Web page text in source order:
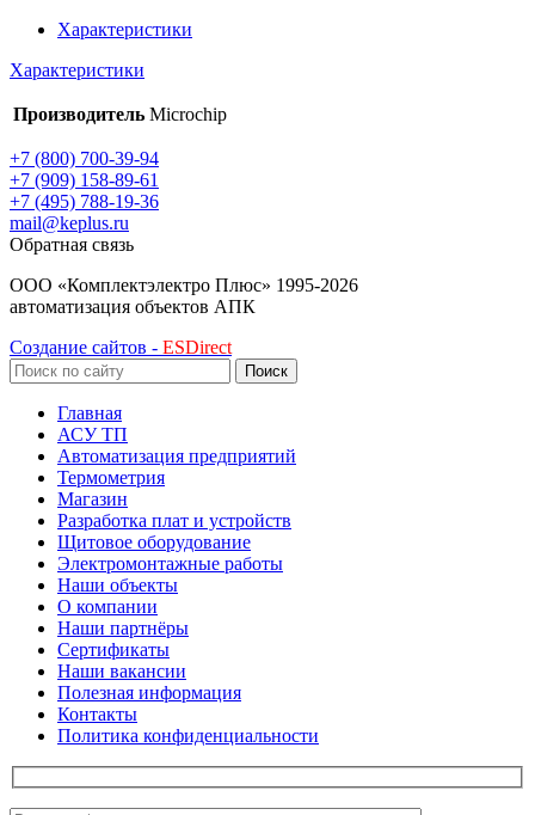
Характеристики
Характеристики
Производитель Microchip
+7 (800) 700-39-94
+7 (909) 158-89-61
+7 (495) 788-19-36
mail@keplus.ru
Обратная связь
ООО «Комплектэлектро Плюс» 1995-2026
автоматизация объектов АПК
Создание сайтов - ESDirect
Поиск
Главная
АСУ ТП
Автоматизация предприятий
Термометрия
Магазин
Разработка плат и устройств
Щитовое оборудование
Электромонтажные работы
Наши объекты
О компании
Наши партнёры
Сертификаты
Наши вакансии
Полезная информация
Контакты
Политика конфиденциальности